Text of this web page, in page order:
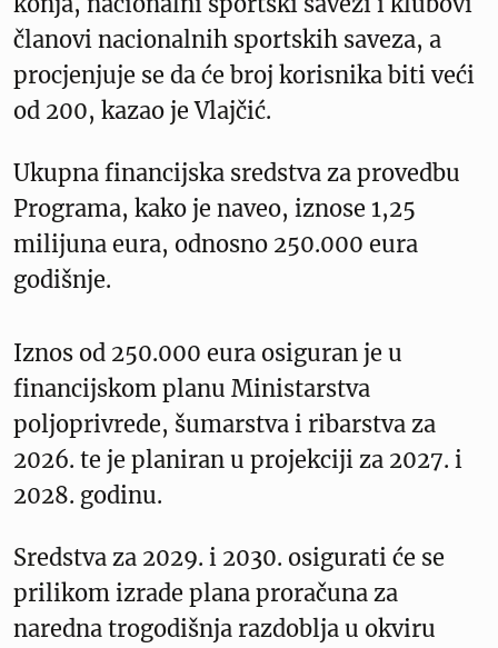
članovi nacionalnih sportskih saveza, a
procjenjuje se da će broj korisnika biti veći
od 200, kazao je Vlajčić.
Ukupna financijska sredstva za provedbu
Programa, kako je naveo, iznose 1,25
milijuna eura, odnosno 250.000 eura
godišnje.
Iznos od 250.000 eura osiguran je u
financijskom planu Ministarstva
poljoprivrede, šumarstva i ribarstva za
2026. te je planiran u projekciji za 2027. i
2028. godinu.
Sredstva za 2029. i 2030. osigurati će se
prilikom izrade plana proračuna za
naredna trogodišnja razdoblja u okviru